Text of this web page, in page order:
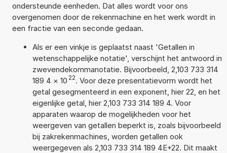
ondersteunde eenheden. Dat alles wordt voor ons
overgenomen door de rekenmachine en het werk wordt in
een fractie van een seconde gedaan.
Als er een vinkje is geplaatst naast 'Getallen in
wetenschappelijke notatie', verschijnt het antwoord in
zwevendekommanotatie. Bijvoorbeeld, 2,103 733 314
189 4 × 10 22. Voor deze presentatievorm wordt het
getal gesegmenteerd in een exponent, hier 22, en het
eigenlijke getal, hier 2,103 733 314 189 4. Voor
apparaten waarop de mogelijkheden voor het
weergeven van getallen beperkt is, zoals bijvoorbeeld
bij zakrekenmachines, worden getallen ook
weergegeven als 2,103 733 314 189 4E+22. Dit maakt